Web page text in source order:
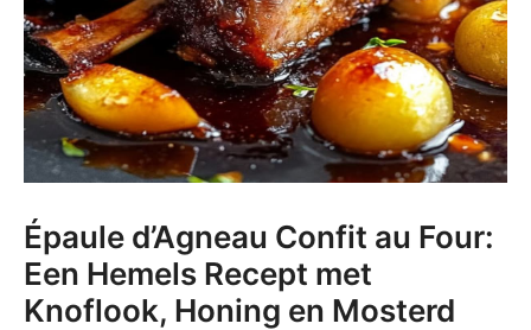
Épaule d’Agneau Confit au Four:
Een Hemels Recept met
Knoflook, Honing en Mosterd